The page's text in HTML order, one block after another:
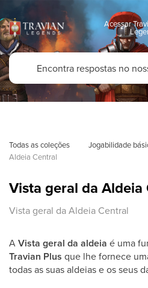
Acessar
Todas as coleções Jogabilidade
Aldeia Central
Vista geral da Aldeia
Vista geral da Aldeia Central
AVista geral da aldeia é uma
Travian Plus que lhe fornece
todas as suas aldeias e os seus